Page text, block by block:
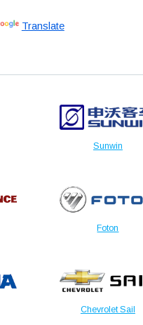
Translate
Sunwin
Foton
Chevrolet Sail